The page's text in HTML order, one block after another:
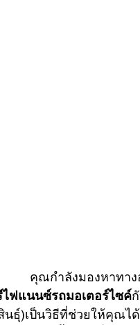
คุณ
ไฟแนนซ์รถมอเตอร์ไซค์
นธุ์)เป็นวิธีที่ช่วยให้คุณไ